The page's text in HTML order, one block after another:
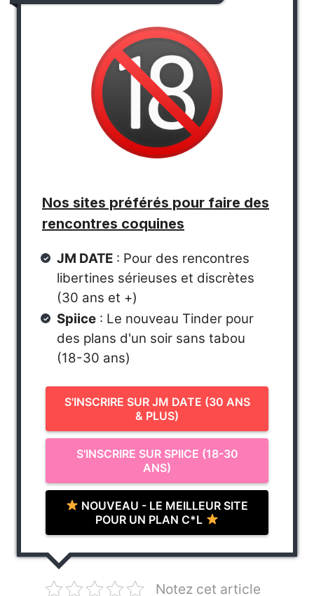
Nos sites préférés pour faire des
rencontres coquines
JM DATE : Pour des rencontres
libertines sérieuses et discrètes
(30 ans et +)
Spiice : Le nouveau Tinder pour
des plans d'un soir sans tabou
(18-30 ans)
S'INSCRIRE SUR JM DATE (30 ANS
& PLUS)
S'INSCRIRE SUR SPIICE (18-30
ANS)
NOUVEAU - LE MEILLEUR SITE
POUR UN PLAN C*L
Notez cet article